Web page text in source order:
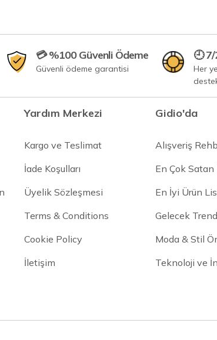
💳 %100 Güvenli Ödeme
Güvenli ödeme garantisi
🕘
Her
Yardım Merkezi
Kargo ve Teslimat
İade Koşulları
Üyelik Sözleşmesi
Terms & Conditions
Cookie Policy
İletişim
Gidio'da
Alışveriş
En Çok Satan
En İyi Ürün
Gelecek
Moda & Stil
Teknoloji ve